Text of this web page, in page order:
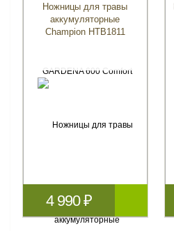
Ножницы для травы
аккумуляторные
Champion HTB1811
4 990 ₽